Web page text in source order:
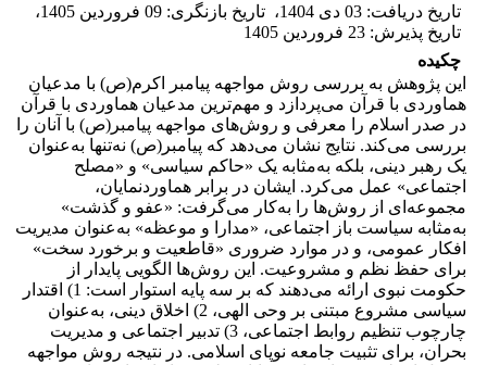
تاریخ دریافت: 03 دی 1404 ، تاریخ بازنگری: 09 فروردین 1405
،
تاریخ پذیرش: 23 فروردین 1405
چکیده
این پژوهش به بررسی روش مواجهه پیامبر اکرم(ص) با مدعیان
هماوردی با قرآن می‌پردازد و مهم‌ترین مدعیان هماوردی با قرآن
در صدر اسلام را معرفی و روش‌های مواجهه پیامبر(ص) با آنان را
بررسی می‌کند. نتایج نشان می‌دهد که پیامبر(ص) نه‌تنها به‌عنوان
یک رهبر دینی، بلکه به‌مثابه یک «حاکم سیاسی» و «مصلح
اجتماعی» عمل می‌کرد. ایشان در برابر هماوردنمایان،
مجموعه‌ای از روش‌ها را به‌کار می‌گرفت: «عفو و گذشت»
به‌مثابه سیاست باز اجتماعی، «مدارا و موعظه» به‌عنوان مدیریت
افکار عمومی، و در موارد ضروری «قاطعیت و برخورد سخت»
برای حفظ نظم و مشروعیت. این روش‌ها الگویی پایدار از
حکومت نبوی ارائه می‌دهند که بر سه پایه استوار است: 1) اقتدار
سیاسی مشروع مبتنی بر وحی الهی، 2) اخلاق دینی، به‌عنوان
چارچوب تنظیم روابط اجتماعی، 3) تدبیر اجتماعی و مدیریت
بحران، برای تثبیت جامعه نوپای اسلامی. در نتیجه روش مواجهه